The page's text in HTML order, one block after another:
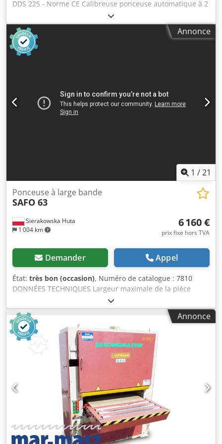
DDS 225 - Norme CE Calibreuse ponceuse automatique à 2
rouleaux pour bois, mobilier, menuiserie, meubles sur
mesure, panneaux, ouvrages en bois, plastiques et divers
matériaux – Norme CE Caractéristiques : Construction
robuste Réglage du rouleau de sortie indépendant du
rouleau d'entrée Revêtement en caoutchouc dur sur les
de la pièce : 133 mm Dimensions des rouleaux : 152 x 635
mm Vitesse de rotation des rouleaux : 1 400 tr/min Vitesse
de la bande transporteuse : 2 à 3 m/min 2 bouches
Annonce
1 /21
Sierakowska Huta
1 004 km
Ponceuse à large bande
SAFO 63
6 160 €
prix fixe hors TVA
Demander Appel
État: très bon (occasion), Numéro de catalogue : 7810
DONNÉES TECHNIQUES Largeur maximale de la pièce
usinée : 630 mm Hauteur maximale de la pièce usinée :
110 mm 2 unités de travail : 1) Cylindre en caoutchouc
rainuré pour le calibrage 2) Cylindre en caoutchouc
rainuré pour le calibrage + sabot + cylindre métallique
*Depuis le dessus : Rouleau d'entrée métallique, lisse
Unité de travail Crjdpfozmgk Hjx Ac Tef Rouleau métallique
lisse Unité de travail Rouleau métallique, lisse *Depuis le
dessous : 2 rouleaux métalliques, lisses Bande
transporteuse 2 rouleaux métalliques, lisses Oscillation
pneumatique des bandes 2 vitesses d’avance Moteur :
2×7,5 kW Réglage électrique de la hauteur de la table
Pression de travail : 6-8 bars Diamètre du raccord
d’aspiration : 2x160 mm Dimensions hors tout (L/l/h) :
1650x1060x1970 mm Poids : 972 kg – Fabrication polonaise
Annonce